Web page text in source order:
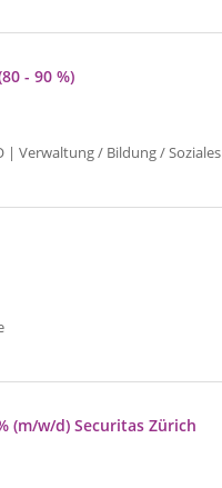
- 90 %)
| Verwaltung / Bildung / Soziales
(m/w/d) Securitas Zürich